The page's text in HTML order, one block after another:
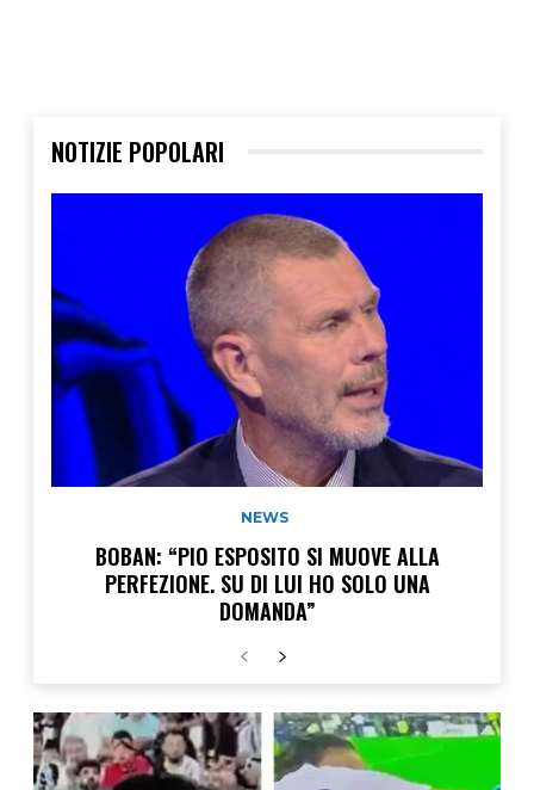
NOTIZIE POPOLARI
NEWS
BOBAN: “PIO ESPOSITO SI MUOVE ALLA
PERFEZIONE. SU DI LUI HO SOLO UNA
DOMANDA”